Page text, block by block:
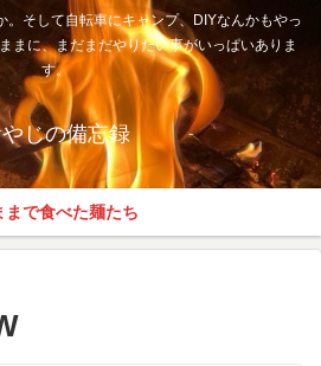
。そして自転車にキャンプ、DIYなんかもやっ
まに、まだまだやりたい事がいっぱいありま
す。
じの備忘録
まで食べた麺たち